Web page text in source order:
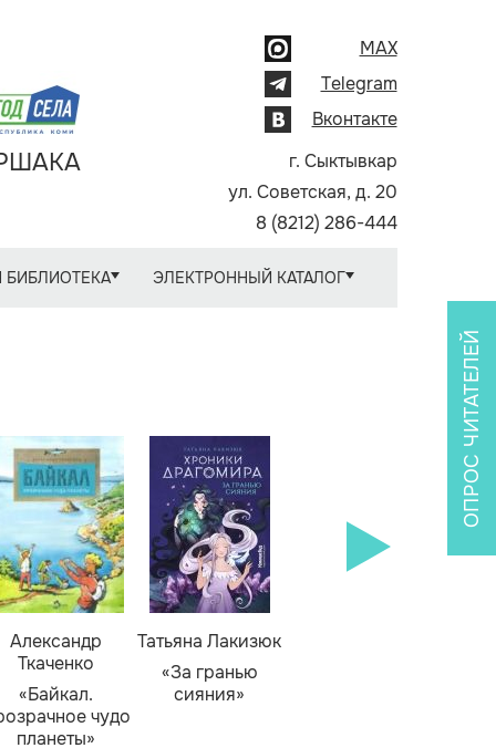
MAX
Telegram
Вконтакте
г. Сыктывкар
ул. Советская, д. 20
8 (8212) 286-444
БИБЛИОТЕКА ЭЛЕКТРОННЫЙ КАТАЛОГ
Александр
Ткаченко
«Байкал.
чудо
планеты»
Татьяна Лакизюк
«За гранью
сияния»
ОПРОС ЧИТАТЕЛЕЙ